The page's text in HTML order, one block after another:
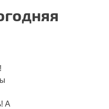
А